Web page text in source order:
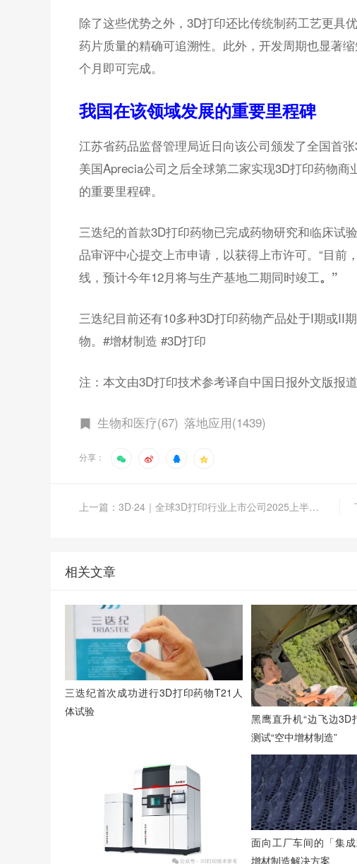
除了这些优势之外，3D打印还比传统制药工艺更具
药片质量的精确可追溯性。此外，开发周期也显著
个月即可完成。
我国在该领域发展的重要里程碑
江苏省药品监督管理局近日向该公司颁发了全国首
美国Aprecia公司之后全球第二家实现3D打印药物
的重要里程碑。
三迭纪的首款3D打印药物已完成药物研究和临床试
品审评中心提交上市申请，以获得上市许可。“目前
线，预计今年12月将与生产基地二期同时竣工。”
三迭纪目前还有10多种3D打印药物产品处于I期或II
物。#增材制造 #3D打印
注：本文由3D打印技术参考译自中国日报外文版报
生物和医疗(67) 落地应用(1439)
分享：
上一篇：3D·24｜全球3D打印行业上市公司2025上半年营收情况
相关文章
三迭纪首次成功进行3D打印药物T21人
体试验
黑鹰直升机“边飞边3D
测试“空中增材制造”
面向工厂车间的「集
增材制造解决方案